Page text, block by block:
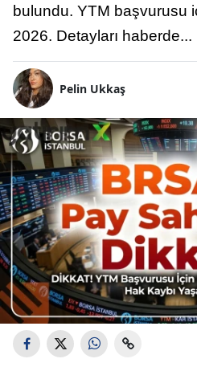
bulundu. YTM başvurusu
2026. Detayları haberde...
Pelin Ukkaş